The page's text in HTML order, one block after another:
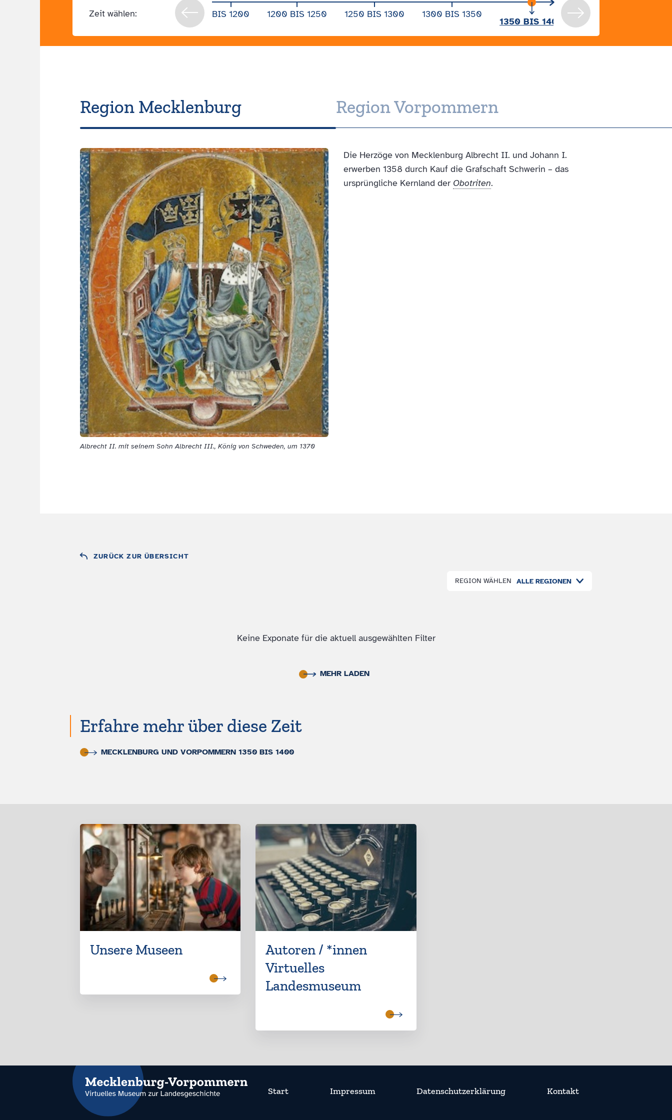
Zeit wählen: BIS 1200 1200 BIS 1250 1250 BIS 1300 1300 BIS 1350
1350 BIS 1400
1400 BIS 1450
Region Meck­len­burg Region Vor­pom­mern
Albrecht II. mit seinem Sohn Albrecht III., König von Schweden, um 1370
Die Herzöge von Mecklenburg Albrecht II. und Johann I.
erwerben 1358 durch Kauf die Grafschaft Schwerin – das
ursprüngliche Kernland der Obotriten.
ZURÜCK ZUR ÜBERSICHT
REGION WÄHLEN ALLE REGIONEN
Keine Exponate für die aktuell ausgewählten Filter
MEHR LADEN
Erfahre mehr über diese Zeit
MECKLENBURG UND VORPOMMERN 1350 BIS 1400
Unsere Museen
Autoren / *innen
Virtuelles
Landesmuseum
Start Impressum Datenschutzerklärung Kontakt